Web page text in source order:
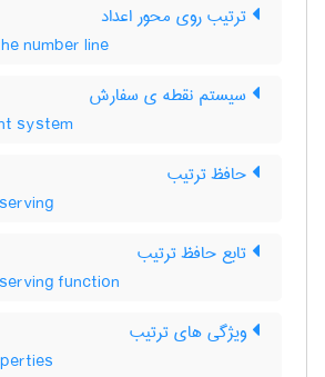
ترتیب روی محور اعداد
number line
سیستم نقطه ی سفارش
system
حافظ ترتیب
تابع حافظ ترتیب
function
ویژگی های ترتیب